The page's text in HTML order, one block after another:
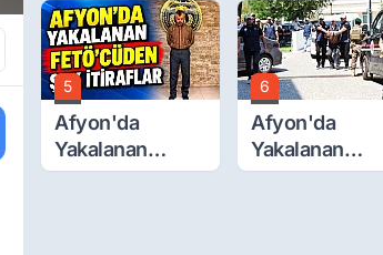
Yüzde 40 Zam
Talebi
Namazı
Emirdağ'da
5
Afyon'da
Yakalanan
FETÖ'Cüden
6
Afyon'da
Yakalanan
FETÖ'cü